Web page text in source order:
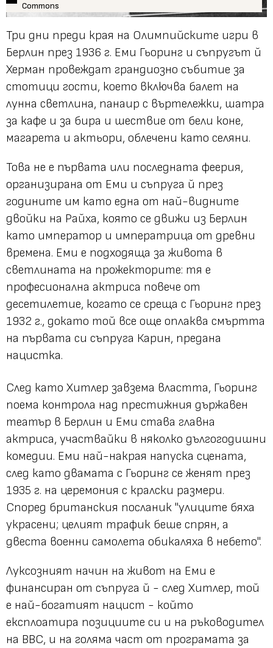
Commons
Три дни преди края на Олимпийските игри в
Берлин през 1936 г. Еми Гьоринг и съпругът й
Херман провеждат грандиозно събитие за
стотици гости, което включва балет на
лунна светлина, панаир с въртележки, шатра
за кафе и за бира и шествие от бели коне,
магарета и актьори, облечени като селяни.
Това не е първата или последната феерия,
организирана от Еми и съпруга й през
годините им като една от най-видните
двойки на Райха, която се движи из Берлин
като император и императрица от древни
времена. Еми е подходяща за живота в
светлината на прожекторите: тя е
професионална актриса повече от
десетилетие, когато се среща с Гьоринг през
1932 г., докато той все още оплаква смъртта
на първата си съпруга Карин, предана
нацистка.
След като Хитлер завзема властта, Гьоринг
поема контрола над престижния държавен
театър в Берлин и Еми става главна
актриса, участвайки в няколко дългогодишни
комедии. Еми най-накрая напуска сцената,
след като двамата с Гьоринг се женят през
1935 г. на церемония с кралски размери.
Според британския посланик "улиците бяха
украсени; целият трафик беше спрян, а
двеста военни самолета обикаляха в небето".
Луксозният начин на живот на Еми е
финансиран от съпруга й - след Хитлер, той
е най-богатият нацист - който
експлоатира позициите си и на ръководител
на ВВС, и на голяма част от програмата за